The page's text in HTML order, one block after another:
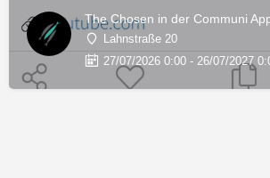
The Chosen in der Communi
Lahnstraße 20
27/07/2026 0:00 - 26/07/2027